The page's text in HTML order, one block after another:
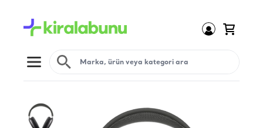
Open menu